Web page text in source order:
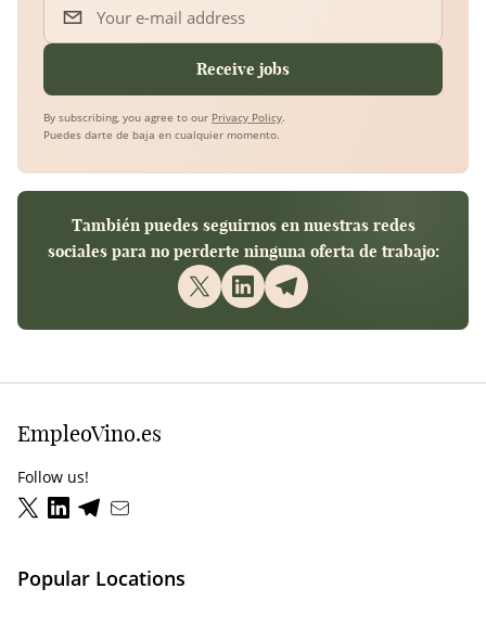
Your e-mail address
Receive jobs
By subscribing, you agree to our Privacy Policy.
Puedes darte de baja en cualquier momento.
También puedes seguirnos en nuestras redes
sociales para no perderte ninguna oferta de trabajo:
EmpleoVino.es
Follow us!
Popular Locations